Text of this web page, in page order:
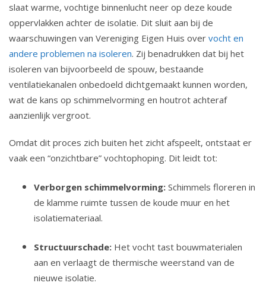
slaat warme, vochtige binnenlucht neer op deze koude
oppervlakken achter de isolatie. Dit sluit aan bij de
waarschuwingen van Vereniging Eigen Huis over vocht en
andere problemen na isoleren. Zij benadrukken dat bij het
isoleren van bijvoorbeeld de spouw, bestaande
ventilatiekanalen onbedoeld dichtgemaakt kunnen worden,
wat de kans op schimmelvorming en houtrot achteraf
aanzienlijk vergroot.
Omdat dit proces zich buiten het zicht afspeelt, ontstaat er
vaak een “onzichtbare” vochtophoping. Dit leidt tot:
Verborgen schimmelvorming: Schimmels floreren in
de klamme ruimte tussen de koude muur en het
isolatiemateriaal.
Structuurschade: Het vocht tast bouwmaterialen
aan en verlaagt de thermische weerstand van de
nieuwe isolatie.